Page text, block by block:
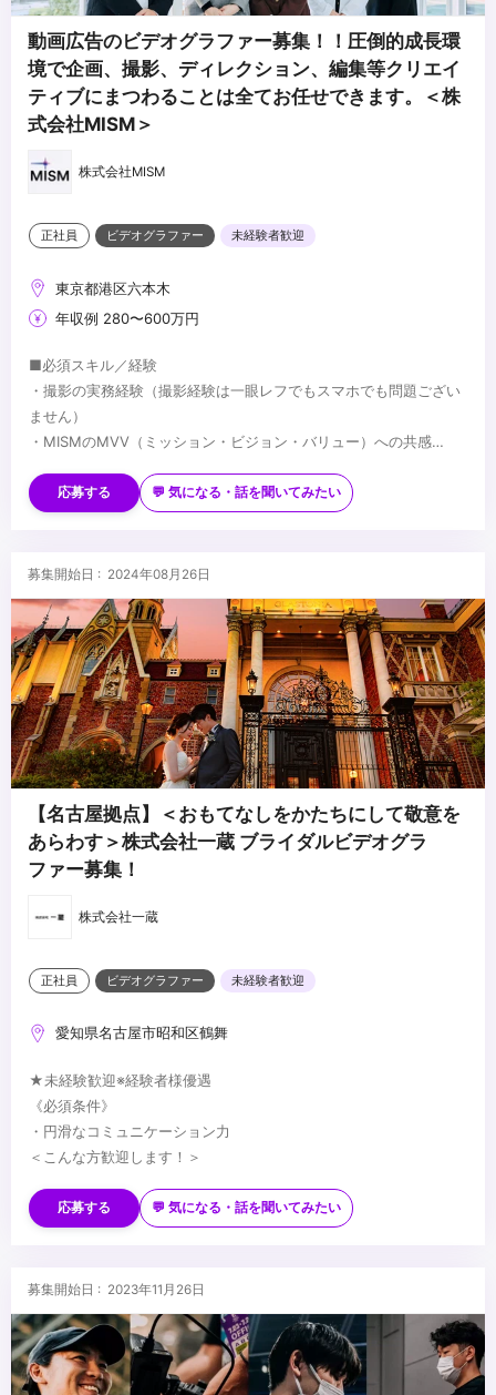
動画広告のビデオグラファー募集！！圧倒的成長環
境で企画、撮影、ディレクション、編集等クリエイ
ティブにまつわることは全てお任せできます。＜株
式会社MISM＞
株式会社MISM
正社員 ビデオグラファー 未経験者歓迎
東京都港区六本木
年収例 280〜600万円
■必須スキル／経験
・撮影の実務経験（撮影経験は一眼レフでもスマホでも問題ござい
ません）
・MISMのMVV（ミッション・ビジョン・バリュー）への共感
たい」という強い成長意欲
・SNS、広告、コンテンツ系への強い関心
・トレンドのキャッチアップが早く、日常的にTikTokやSNSを分析
している方
・法人営業やクライアントワークの経験
...
応募する 💬 気になる・話を聞いてみたい
募集開始日 : 2024年08月26日
【名古屋拠点】＜おもてなしをかたちにして敬意を
あらわす＞株式会社一蔵 ブライダルビデオグラ
ファー募集！
株式会社一蔵
正社員 ビデオグラファー 未経験者歓迎
愛知県名古屋市昭和区鶴舞
★未経験歓迎※経験者様優遇
《必須条件》
・円滑なコミュニケーション力
＜こんな方歓迎します！＞
・人に喜んでもらう事が好きな方
・人と接するのが好きな方
・チームワークを重視して働ける方
応募する 💬 気になる・話を聞いてみたい
募集開始日 : 2023年11月26日